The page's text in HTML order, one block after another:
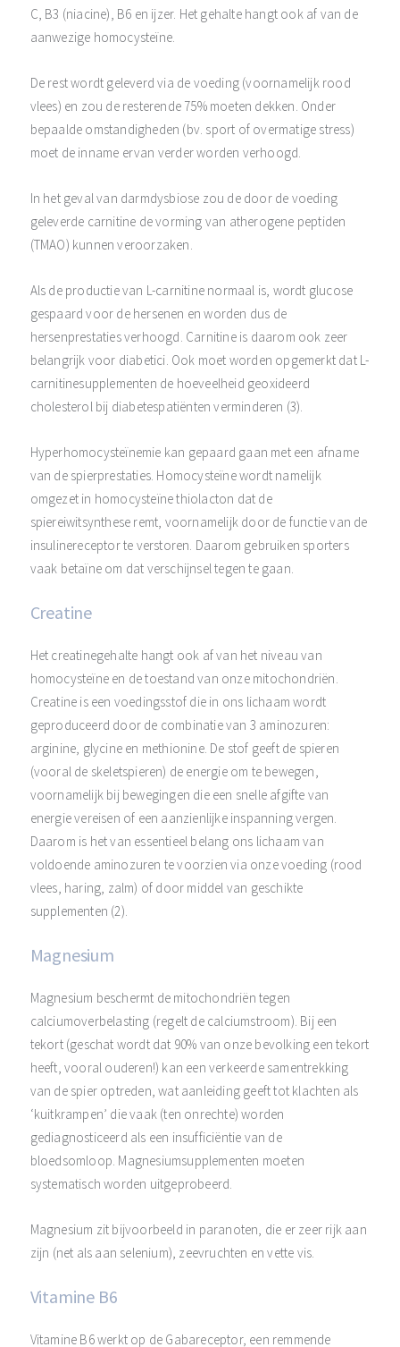
C, B3 (niacine), B6 en ijzer. Het gehalte hangt ook af van de
aanwezige homocysteïne.
De rest wordt geleverd via de voeding (voornamelijk rood
vlees) en zou de resterende 75% moeten dekken. Onder
bepaalde omstandigheden (bv. sport of overmatige stress)
moet de inname ervan verder worden verhoogd.
In het geval van darmdysbiose zou de door de voeding
geleverde carnitine de vorming van atherogene peptiden
(TMAO) kunnen veroorzaken.
Als de productie van L-carnitine normaal is, wordt glucose
gespaard voor de hersenen en worden dus de
hersenprestaties verhoogd. Carnitine is daarom ook zeer
belangrijk voor diabetici. Ook moet worden opgemerkt dat L-
carnitinesupplementen de hoeveelheid geoxideerd
cholesterol bij diabetespatiënten verminderen (3).
Hyperhomocysteïnemie kan gepaard gaan met een afname
van de spierprestaties. Homocysteïne wordt namelijk
omgezet in homocysteïne thiolacton dat de
spiereiwitsynthese remt, voornamelijk door de functie van de
insulinereceptor te verstoren. Daarom gebruiken sporters
vaak betaïne om dat verschijnsel tegen te gaan.
Creatine
Het creatinegehalte hangt ook af van het niveau van
homocysteïne en de toestand van onze mitochondriën.
Creatine is een voedingsstof die in ons lichaam wordt
geproduceerd door de combinatie van 3 aminozuren:
arginine, glycine en methionine. De stof geeft de spieren
(vooral de skeletspieren) de energie om te bewegen,
voornamelijk bij bewegingen die een snelle afgifte van
energie vereisen of een aanzienlijke inspanning vergen.
Daarom is het van essentieel belang ons lichaam van
voldoende aminozuren te voorzien via onze voeding (rood
vlees, haring, zalm) of door middel van geschikte
supplementen (2).
Magnesium
Magnesium beschermt de mitochondriën tegen
calciumoverbelasting (regelt de calciumstroom). Bij een
tekort (geschat wordt dat 90% van onze bevolking een tekort
heeft, vooral ouderen!) kan een verkeerde samentrekking
van de spier optreden, wat aanleiding geeft tot klachten als
‘kuitkrampen’ die vaak (ten onrechte) worden
gediagnosticeerd als een insufficiëntie van de
bloedsomloop. Magnesiumsupplementen moeten
systematisch worden uitgeprobeerd.
Magnesium zit bijvoorbeeld in paranoten, die er zeer rijk aan
zijn (net als aan selenium), zeevruchten en vette vis.
Vitamine B6
Vitamine B6 werkt op de Gabareceptor, een remmende